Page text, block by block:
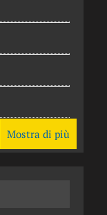
Mostra di più